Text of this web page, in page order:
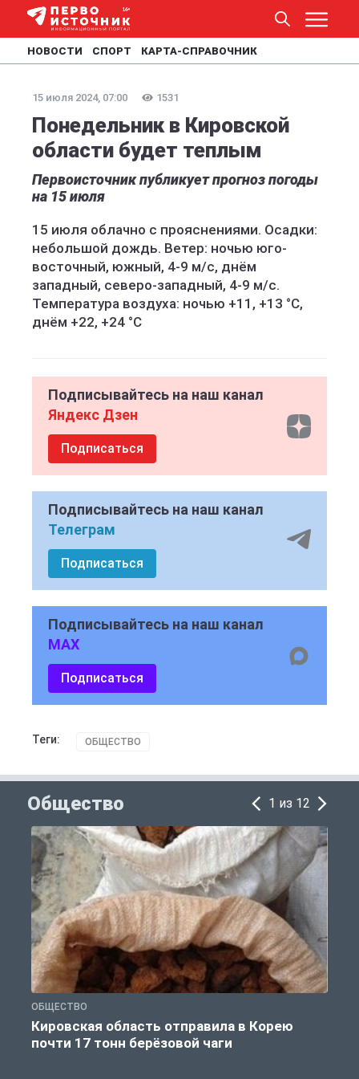
НОВОСТИ СПОРТ КАРТА-СПРАВОЧНИК
15 июля 2024, 07:00 1531
Понедельник в Кировской
области будет теплым
Первоисточник публикует прогноз погоды
на 15 июля
15 июля облачно с прояснениями. Осадки:
небольшой дождь. Ветер: ночью юго-
восточный, южный, 4-9 м/с, днём
западный, северо-западный, 4-9 м/с.
Температура воздуха: ночью +11, +13 °C,
днём +22, +24 °C
Подписывайтесь на наш канал
Яндекс Дзен
Подписаться
Подписывайтесь на наш канал
Телеграм
Подписаться
Подписывайтесь на наш канал
MAX
Подписаться
Теги: ОБЩЕСТВО
Общество 1 из 12
ОБЩЕСТВО
Кировская область отправила в Корею
почти 17 тонн берёзовой чаги